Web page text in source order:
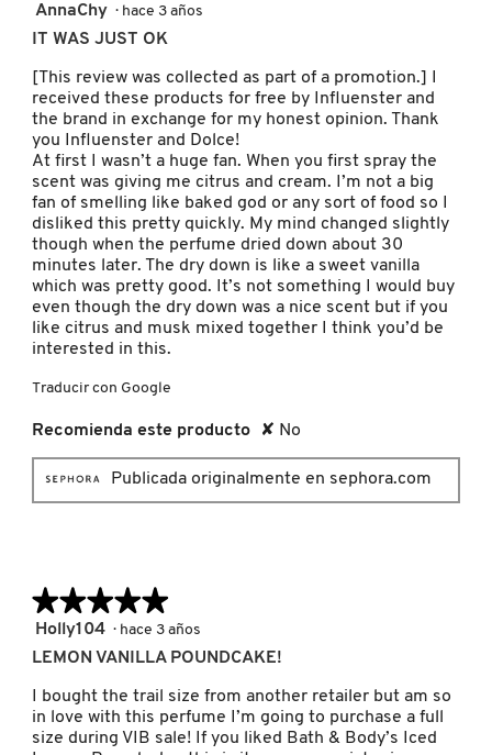
MAKEUP BY MARIO
MARC JACOBS PERFUMES
MEDICUBE
MONTBLANC
MOROCCANOIL
NATASHA DENONA
NEST New York
NUDESTIX
3
de
estrellas.
AnnaChy · hace 3 años
IT WAS JUST OK
[This review was collected as part of a promotion.] I
received these products for free by Influenster and
the brand in exchange for my honest opinion. Thank
you Influenster and Dolce!
At first I wasn’t a huge fan. When you first spray the
scent was giving me citrus and cream. I’m not a big
fan of smelling like baked god or any sort of food so I
disliked this pretty quickly. My mind changed slightly
though when the perfume dried down about 30
minutes later. The dry down is like a sweet vanilla
which was pretty good. It’s not something I would buy
even though the dry down was a nice scent but if you
like citrus and musk mixed together I think you’d be
interested in this.
Traducir con Google
Recomienda este producto ✘ No
Publicada originalmente en sephora.com
★★★★★
★★★★★
5
de
estrellas.
Holly104 · hace 3 años
LEMON VANILLA POUNDCAKE!
I bought the trail size from another retailer but am so
in love with this perfume I’m going to purchase a full
size during VIB sale! If you liked Bath & Body’s Iced